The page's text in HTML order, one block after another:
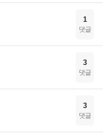
1
댓글
3
댓글
3
댓글